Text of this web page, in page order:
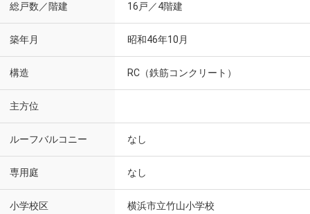
総戸数／階建 16戸／4階建
築年月 昭和46年10月
構造 RC（鉄筋コンクリート）
主方位
ルーフバルコニー なし
専用庭 なし
小学校区 横浜市立竹山小学校